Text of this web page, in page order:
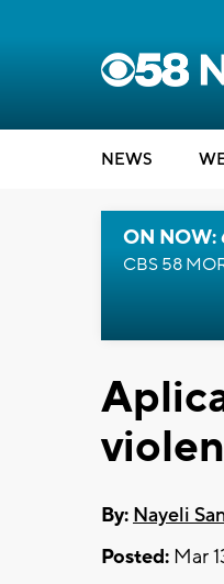
NEWS
ON
CBS 58
By: Nayeli
Posted: Mar